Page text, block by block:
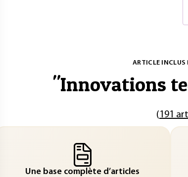
ARTICLE INCLUS
"Innovations
(191
Une base complète d’articles